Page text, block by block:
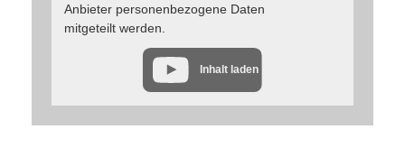
Anbieter personenbezogene Daten
mitgeteilt werden.
Inhalt laden